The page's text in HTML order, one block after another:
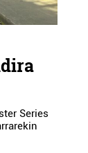
Series